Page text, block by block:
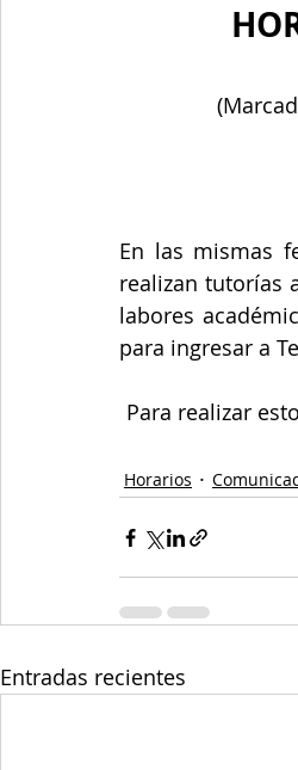
En las mismas
realizan tutorías
labores
para ingresar a
Para realizar
Horarios
Entradas recientes